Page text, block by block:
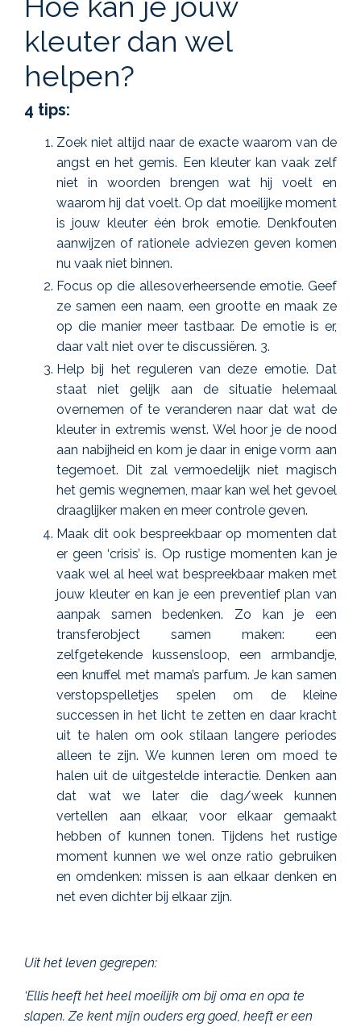
kleuter dan wel
helpen?
4 tips:
Zoek niet altijd naar de exacte waarom van de
angst en het gemis. Een kleuter kan vaak zelf
niet in woorden brengen wat hij voelt en
waarom hij dat voelt. Op dat moeilijke moment
is jouw kleuter één brok emotie. Denkfouten
aanwijzen of rationele adviezen geven komen
nu vaak niet binnen.
Focus op die allesoverheersende emotie. Geef
ze samen een naam, een grootte en maak ze
op die manier meer tastbaar. De emotie is er,
daar valt niet over te discussiëren. 3.
Help bij het reguleren van deze emotie. Dat
staat niet gelijk aan de situatie helemaal
overnemen of te veranderen naar dat wat de
kleuter in extremis wenst. Wel hoor je de nood
aan nabijheid en kom je daar in enige vorm aan
tegemoet.
Dit zal vermoedelijk niet magisch
het gemis wegnemen, maar kan wel het gevoel
draaglijker maken en meer controle geven.
Maak dit ook bespreekbaar op momenten dat
er geen ‘crisis’ is. Op rustige momenten kan je
vaak wel al heel wat bespreekbaar maken met
jouw kleuter en kan je een preventief plan van
aanpak samen bedenken. Zo kan je een
transferobject samen maken: een
zelfgetekende kussensloop, een armbandje,
een knuffel met mama’s parfum. Je kan samen
verstopspelletjes spelen om de kleine
successen in het licht te zetten en daar kracht
uit te halen om ook stilaan langere periodes
alleen te zijn. We kunnen leren om moed te
halen uit de uitgestelde interactie. Denken aan
dat wat we later die dag/week kunnen
vertellen aan elkaar, voor elkaar gemaakt
hebben of kunnen tonen. Tijdens het rustige
moment kunnen we wel onze ratio gebruiken
en omdenken: missen is aan elkaar denken en
net even dichter bij elkaar zijn.
Uit het leven gegrepen:
‘Ellis heeft het heel moeilijk om bij oma en opa te
slapen. Ze kent mijn ouders erg goed, heeft er een